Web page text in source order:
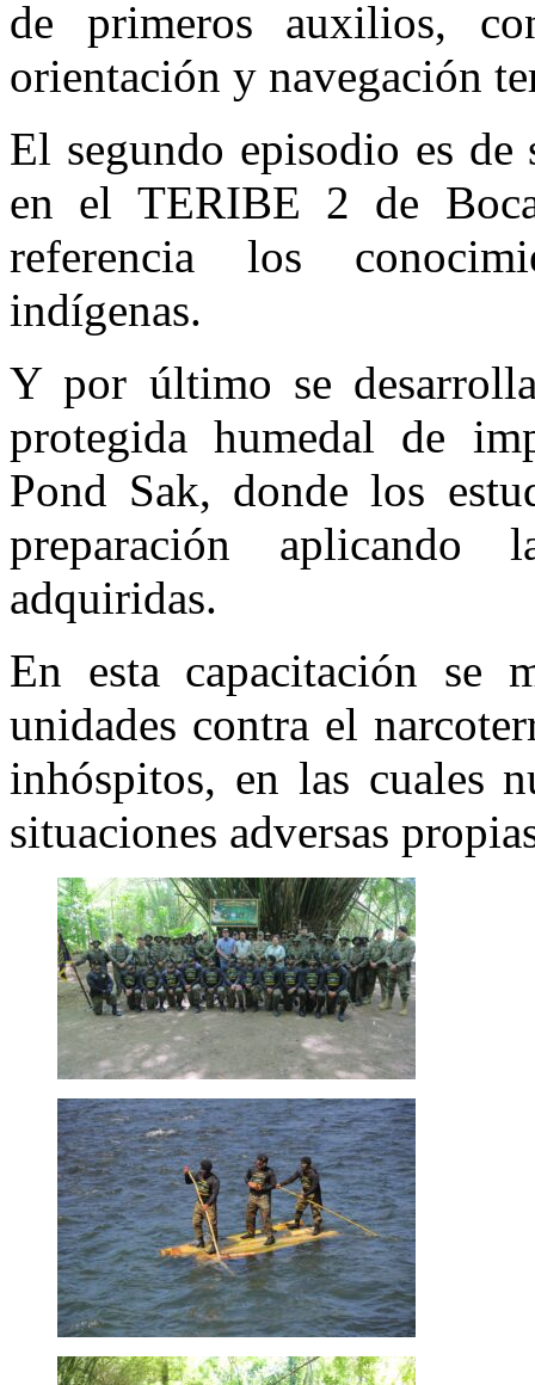
de primeros auxilios,
orientación y navegación
El segundo episodio es de
en el TERIBE 2 de
referencia los
indígenas.
Y por último se
protegida humedal de
Pond Sak, donde los
preparación aplicando
adquiridas.
En esta capacitación se
unidades contra el
inhóspitos, en las cuales
situaciones adversas